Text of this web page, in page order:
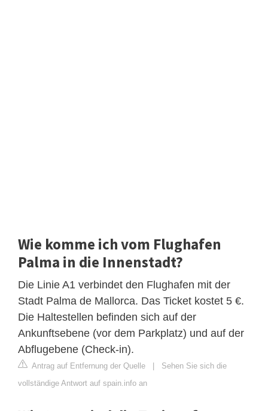
Wie komme ich vom Flughafen
Palma in die Innenstadt?
Die Linie A1 verbindet den Flughafen mit der
Stadt Palma de Mallorca. Das Ticket kostet 5 €.
Die Haltestellen befinden sich auf der
Ankunftsebene (vor dem Parkplatz) und auf der
Abflugebene (Check-in).
Antrag auf Entfernung der Quelle
Sehen Sie sich die
vollständige Antwort auf spain.info an